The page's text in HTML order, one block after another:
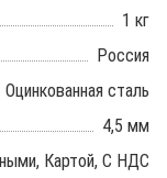
1 кг
Россия
Оцинкованная сталь
4,5 мм
Картой, С НДС